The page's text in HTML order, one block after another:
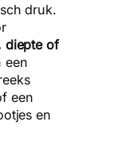
druk.
diepte of
een
een
en